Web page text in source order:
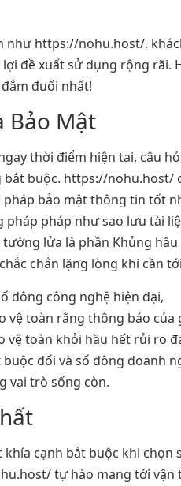
như https://nohu.host/,
đề xuất sử dụng rộng rãi.
đuối nhất!
Bảo Mật
thời điểm hiện tại, câu
bắt buộc. https://nohu.host/
pháp bảo mật thông tin tốt
pháp như sao lưu tài
lửa là phần Khủng
chắn lặng lòng khi cần
đông công nghệ hiện đại,
vệ toàn rằng thông báo của
vệ toàn khỏi hầu hết rủi ro
đối và số đông doanh
vai trò sống còn.
cạnh bắt buộc khi chọn
tự hào mang tới vận